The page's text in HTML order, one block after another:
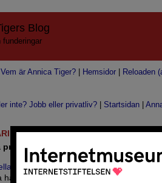
Blog
funderingar
Vem är Annica Tiger? Hemsidor Reloaden
inte? Jobb eller privatliv? Startsidan
2007
provet ute på nätet innan det skrevs
provetför niondeklassarna har funnits
har fuskat och kollat frågorna och